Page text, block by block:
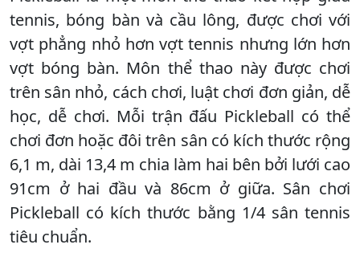
tennis, bóng bàn và cầu lông, được chơi với
vợt phẳng nhỏ hơn vợt tennis nhưng lớn hơn
vợt bóng bàn. Môn thể thao này được chơi
trên sân nhỏ, cách chơi, luật chơi đơn giản, dễ
học, dễ chơi. Mỗi trận đấu Pickleball có thể
chơi đơn hoặc đôi trên sân có kích thước rộng
6,1 m, dài 13,4 m chia làm hai bên bởi lưới cao
91cm ở hai đầu và 86cm ở giữa. Sân chơi
Pickleball có kích thước bằng 1/4 sân tennis
tiêu chuẩn.